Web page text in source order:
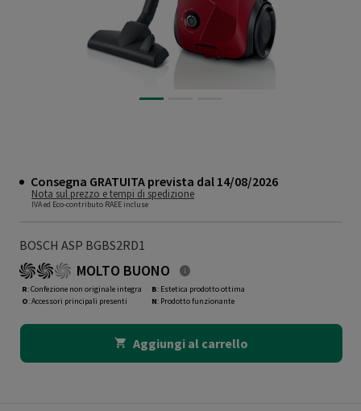
Consegna GRATUITA prevista dal 14/08/2026
Nota sul prezzo e tempi di spedizione
IVA ed Eco-contributo RAEE incluse
BOSCH ASP BGBS2RD1
MOLTO BUONO
R: Confezione non originale integra
O: Accessori principali presenti
B: Estetica prodotto ottima
N: Prodotto funzionante
Aggiungi al carrello